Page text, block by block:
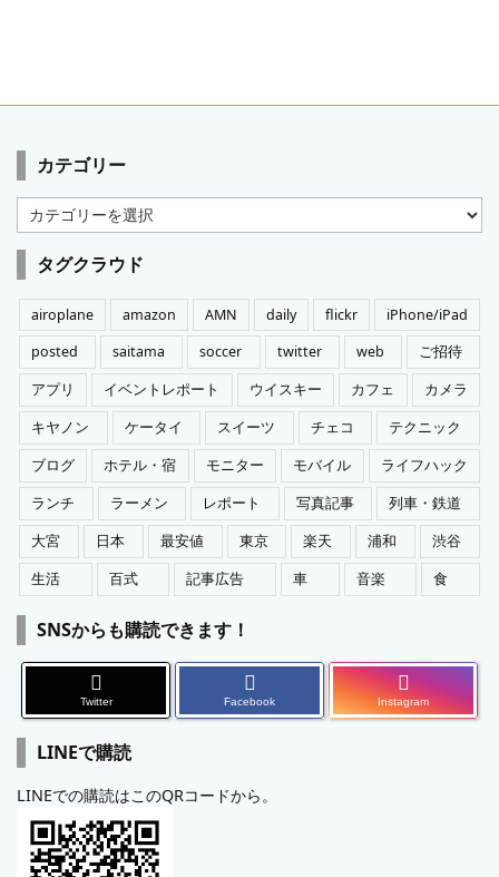
カテゴリー
テ
ゴ
ー
タグクラウド
airoplane amazon AMN daily flickr
iPhone/iPad
posted
saitama soccer twitter web
ご招待
アプリ
イベントレポート ウイスキー カフェ
カメラ
キヤノン
ケータイ スイーツ チェコ
テクニック
ブログ
ホテル・宿 モニター モバイル
ライフハック
ランチ
ラーメン レポート 写真記事
列車・鉄道
大宮
日本 最安値 東京 楽天 浦和
渋谷
生活
百式 記事広告 車 音楽 食
SNSからも購読できます！
Twitter Facebook Instagram
LINEで購読
LINEでの購読はこのQRコードから。